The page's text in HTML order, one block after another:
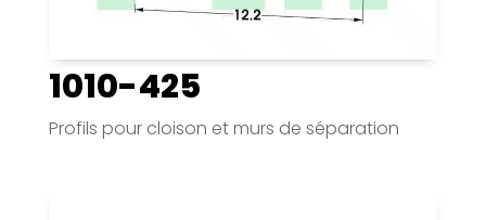
1010-425
Profils pour cloison et murs de séparation